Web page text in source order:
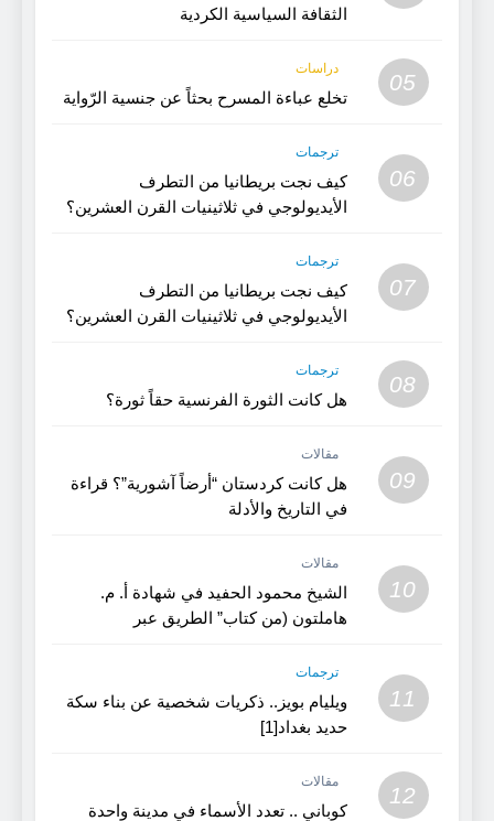
الثقافة السياسية الكردية
05
دراسات
تخلع عباءة المسرح بحثاً عن جنسية الرّواية
06
ترجمات
كيف نجت بريطانيا من التطرف
الأيديولوجي في ثلاثينيات القرن العشرين؟
07
ترجمات
كيف نجت بريطانيا من التطرف
الأيديولوجي في ثلاثينيات القرن العشرين؟
08
ترجمات
هل كانت الثورة الفرنسية حقاً ثورة؟
09
مقالات
هل كانت كردستان “أرضاً آشورية”؟ قراءة
في التاريخ والأدلة
10
مقالات
الشيخ محمود الحفيد في شهادة أ. م.
هاملتون (من كتاب” الطريق عبر
11
ترجمات
ويليام بويز.. ذكريات شخصية عن بناء سكة
حديد بغداد[1]
12
مقالات
كوباني .. تعدد الأسماء في مدينة واحدة